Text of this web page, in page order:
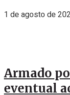
1 de agosto de
Armado
eventual